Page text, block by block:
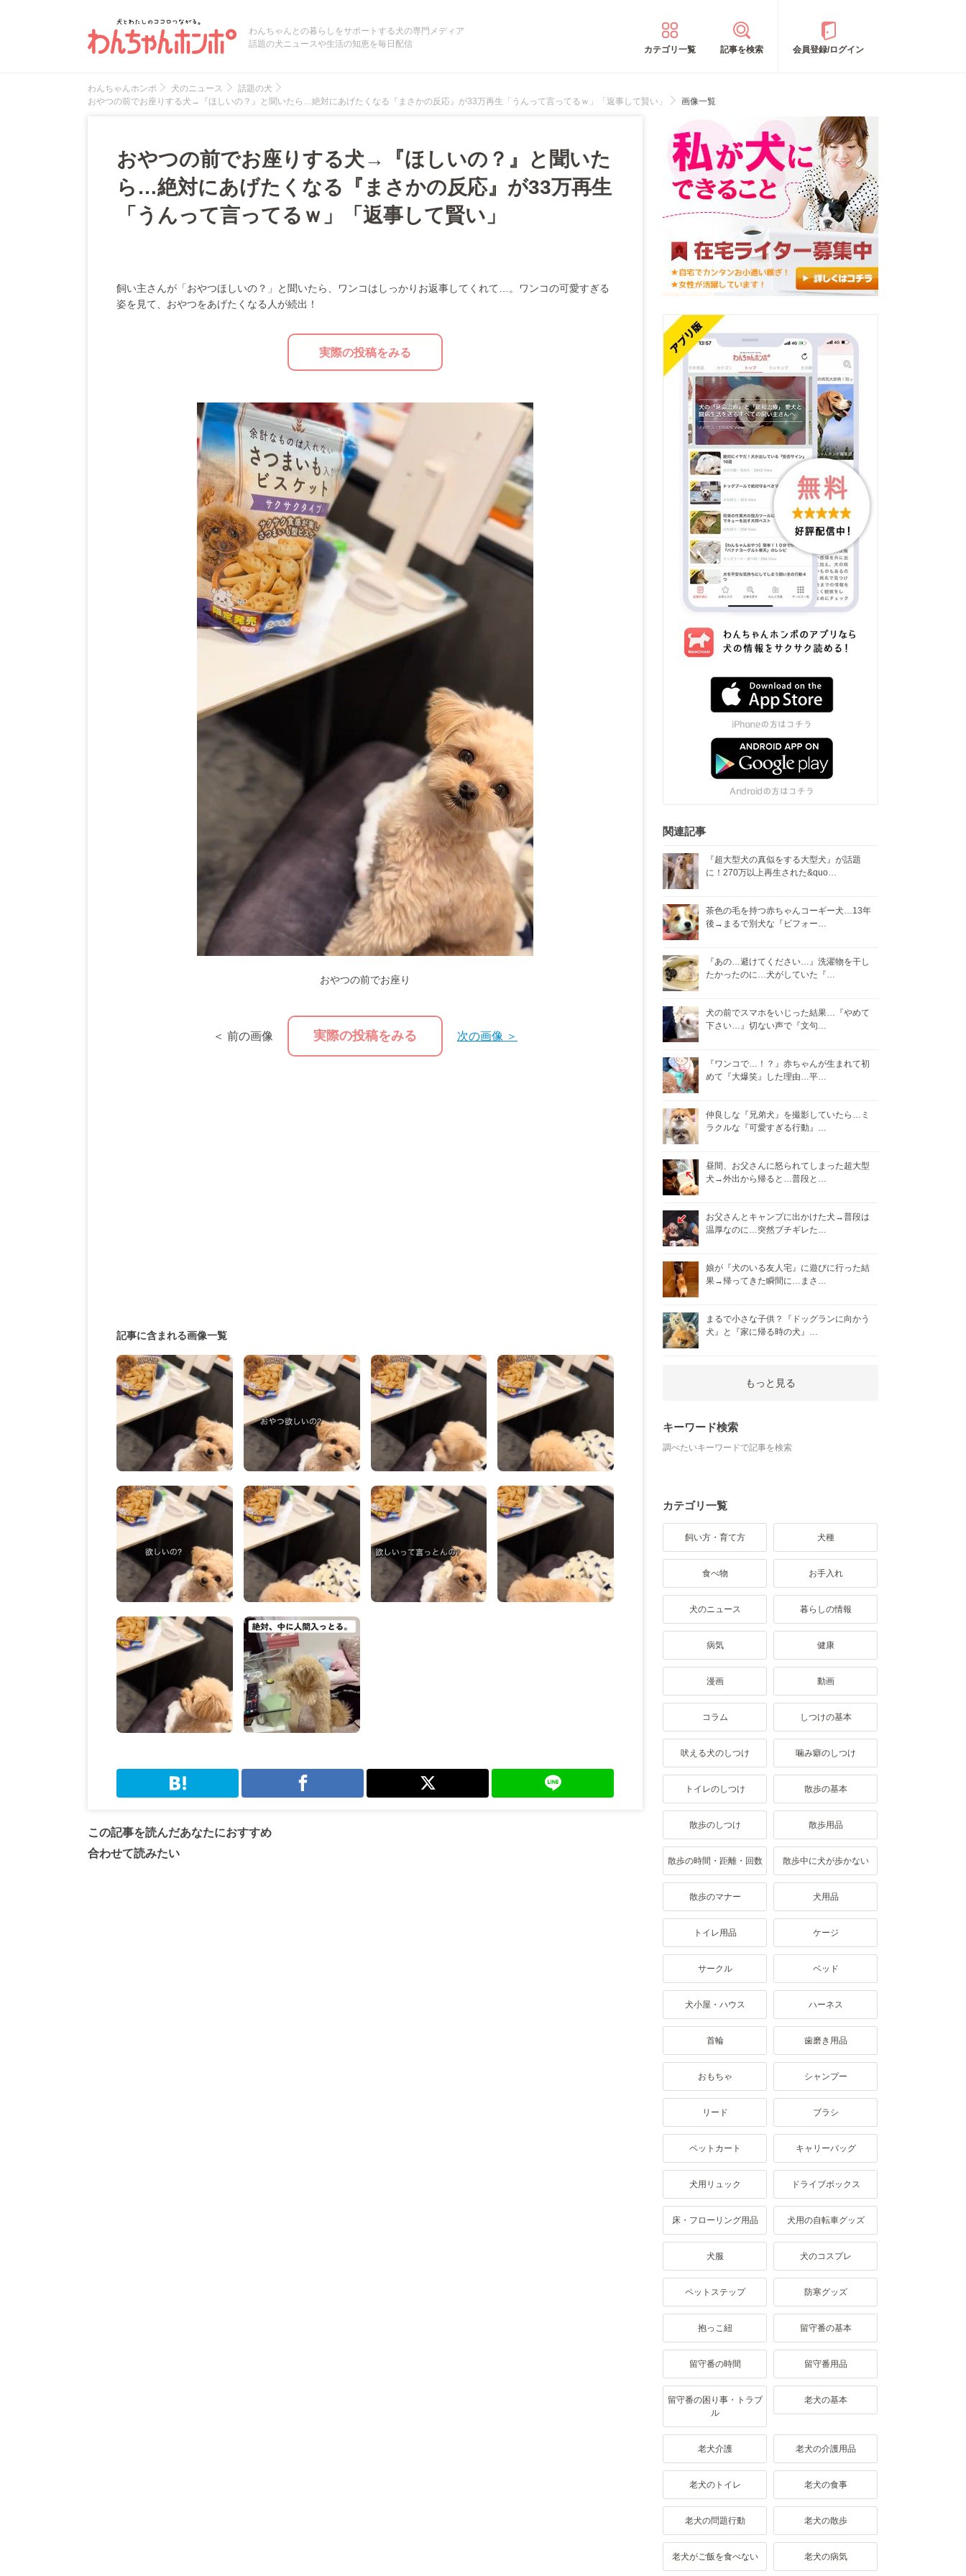
わんちゃんとの暮らしをサポートする犬の専門メディア
話題の犬ニュースや生活の知恵を毎日配信
カテゴリ一覧 記事を検索 会員登録/ログイン
わんちゃんホンポ 犬のニュース
話題の犬
おやつの前でお座りする犬→『ほしいの？』と聞いたら…絶対にあげたくなる『まさかの反応』が33万再生「うんって言ってるｗ」「返事して賢い」
画像一覧
おやつの前でお座りする犬→『ほしいの？』と聞いた
ら…絶対にあげたくなる『まさかの反応』が33万再生
「うんって言ってるｗ」「返事して賢い」
飼い主さんが「おやつほしいの？」と聞いたら、ワンコはしっかりお返事してくれて…。ワンコの可愛すぎる
姿を見て、おやつをあげたくなる人が続出！
実際の投稿をみる
おやつの前でお座り
＜ 前の画像 実際の投稿をみる 次の画像 ＞
記事に含まれる画像一覧
この記事を読んだあなたにおすすめ
合わせて読みたい
関連記事
『超大型犬の真似をする大型犬』が話題
に！270万以上再生された&quo…
茶色の毛を持つ赤ちゃんコーギー犬…13年
後→まるで別犬な『ビフォー…
『あの…避けてください…』洗濯物を干し
たかったのに…犬がしていた『…
犬の前でスマホをいじった結果…『やめて
下さい…』切ない声で『文句…
『ワンコで…！？』赤ちゃんが生まれて初
めて『大爆笑』した理由…平…
仲良しな『兄弟犬』を撮影していたら…ミ
ラクルな『可愛すぎる行動』…
昼間、お父さんに怒られてしまった超大型
犬→外出から帰ると…普段と…
お父さんとキャンプに出かけた犬→普段は
温厚なのに…突然ブチギレた…
娘が『犬のいる友人宅』に遊びに行った結
果→帰ってきた瞬間に…まさ…
まるで小さな子供？『ドッグランに向かう
犬』と『家に帰る時の犬』…
もっと見る
キーワード検索
調べたいキーワードで記事を検索
カテゴリ一覧
飼い方・育て方 犬種
食べ物 お手入れ
犬のニュース 暮らしの情報
病気 健康
漫画 動画
コラム しつけの基本
吠える犬のしつけ 噛み癖のしつけ
トイレのしつけ 散歩の基本
散歩のしつけ 散歩用品
散歩の時間・距離・回数 散歩中に犬が歩かない
散歩のマナー 犬用品
トイレ用品 ケージ
サークル ベッド
犬小屋・ハウス ハーネス
首輪 歯磨き用品
おもちゃ シャンプー
リード ブラシ
ペットカート キャリーバッグ
犬用リュック ドライブボックス
床・フローリング用品 犬用の自転車グッズ
犬服 犬のコスプレ
ペットステップ 防寒グッズ
抱っこ紐 留守番の基本
留守番の時間 留守番用品
留守番の困り事・トラブ
ル
老犬の基本
老犬介護 老犬の介護用品
老犬のトイレ 老犬の食事
老犬の問題行動 老犬の散歩
老犬がご飯を食べない 老犬の病気